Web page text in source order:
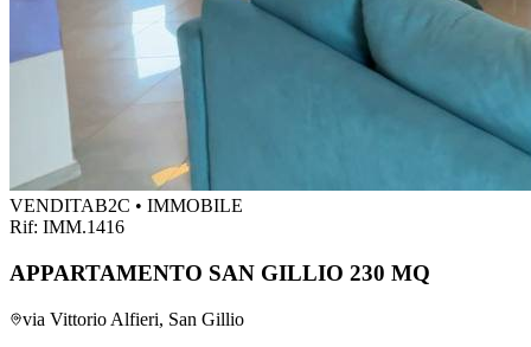
VENDITAB2C • IMMOBILE
Rif: IMM.1416
APPARTAMENTO SAN GILLIO 230 MQ
via Vittorio Alfieri, San Gillio